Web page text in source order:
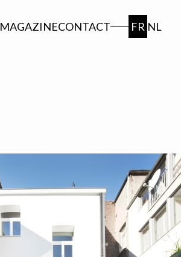
MAGAZINECONTACT FR NL